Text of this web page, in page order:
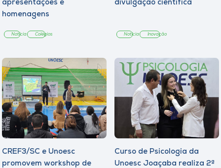
apresentações e
homenagens
Notícia Colégios
divulgação científica
Notícia Inovação
CREF3/SC e Unoesc
promovem workshop de
Curso de Psicologia da
Unoesc Joaçaba realiza 2ª